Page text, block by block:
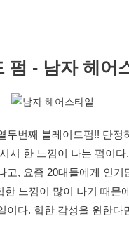
펌 - 남자 헤어
두번째 블레이드펌!! 단정
시 한 느낌이 나는 펌이다
고, 요즘 20대들에게 인기
한 느낌이 많이 나기 때문
이다. 힙한 감성을 원한다